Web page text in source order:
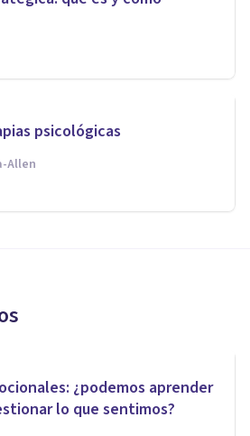
psicológicas
Allen
¿podemos aprender
lo que sentimos?